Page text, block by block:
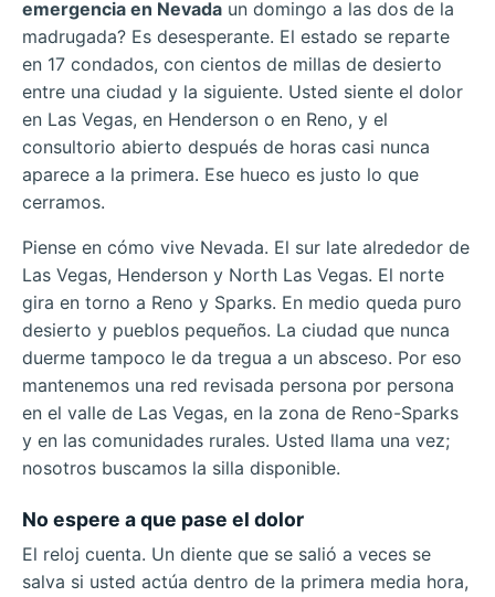
emergencia en Nevada un domingo a las dos de la
madrugada? Es desesperante. El estado se reparte
en 17 condados, con cientos de millas de desierto
entre una ciudad y la siguiente. Usted siente el dolor
en Las Vegas, en Henderson o en Reno, y el
consultorio abierto después de horas casi nunca
aparece a la primera. Ese hueco es justo lo que
cerramos.
Piense en cómo vive Nevada. El sur late alrededor de
Las Vegas, Henderson y North Las Vegas. El norte
gira en torno a Reno y Sparks. En medio queda puro
desierto y pueblos pequeños. La ciudad que nunca
duerme tampoco le da tregua a un absceso. Por eso
mantenemos una red revisada persona por persona
en el valle de Las Vegas, en la zona de Reno-Sparks
y en las comunidades rurales. Usted llama una vez;
nosotros buscamos la silla disponible.
No espere a que pase el dolor
El reloj cuenta. Un diente que se salió a veces se
salva si usted actúa dentro de la primera media hora,